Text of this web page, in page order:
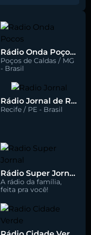
Rádio Onda Poços 96.7 FM
Poços de Caldas / MG
- Brasil
Rádio Jornal de Recife 90.3 FM
Recife / PE - Brasil
Rádio Super Jornal 105.7 FM
A rádio da família,
feita pra você!